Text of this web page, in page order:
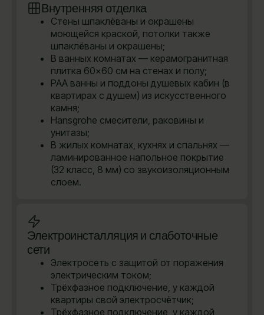
Внутренняя отделка
Стены шпаклёваны и окрашены
моющейся краской, потолки также
шпаклёваны и окрашены;
В ванных комнатах — керамогранитная
плитка 60×60 см на стенах и полу;
PAA ванны и поддоны душевых кабин (в
квартирах с душем) из искусственного
камня;
Hansgrohe cмесители, раковины и
унитазы;
В жилых комнатах, кухнях и спальнях —
ламинированное напольное покрытие
(32 класс, 8 мм) со звукоизоляционным
слоем.
Электроинсталляция и слаботочные
сети
Электросеть с защитой от поражения
электрическим током;
Трёхфазное подключение, у каждой
квартиры свой электросчётчик;
Трёхфазное подключение, у каждой